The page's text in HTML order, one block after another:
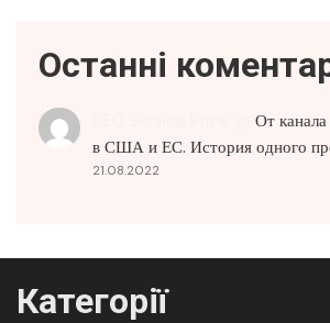
Останні
От
в США и ЕС. История одного
21.08.2022
Категорії